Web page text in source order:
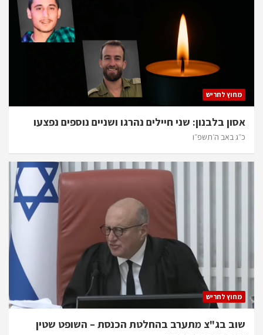
מחוץ לחריש
אסון בלבנון: שני חיילים נהרגו ושניים נוספים נפצעו
כ״ג באב ה׳תשפ״ו
מחוץ לחריש
שוב בג"צ מתערב בהחלטת הכנסת – השופט שטין